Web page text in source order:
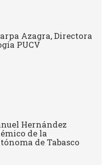
Azagra, Directora
PUCV
Hernández
de la
de Tabasco